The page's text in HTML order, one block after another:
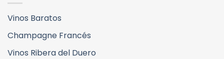
Vinos Baratos
Champagne Francés
Vinos Ribera del Duero